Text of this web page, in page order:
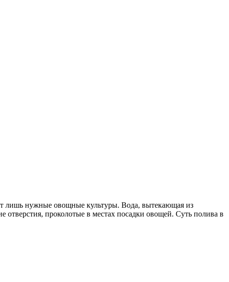
лишь нужные овощные культуры. Вода, вытекающая из
отверстия, проколотые в местах посадки овощей. Суть полива в